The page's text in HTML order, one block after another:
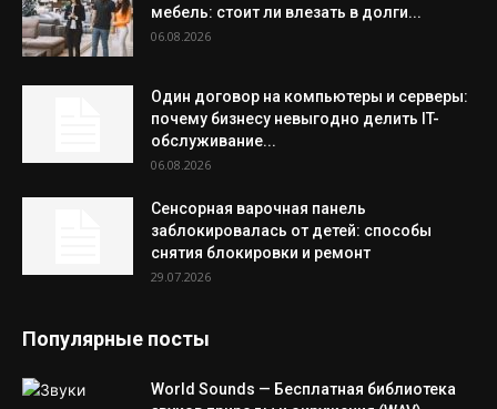
мебель: стоит ли влезать в долги...
06.08.2026
Один договор на компьютеры и серверы:
почему бизнесу невыгодно делить IT-
обслуживание...
06.08.2026
Сенсорная варочная панель
заблокировалась от детей: способы
снятия блокировки и ремонт
29.07.2026
Популярные посты
World Sounds — Бесплатная библиотека